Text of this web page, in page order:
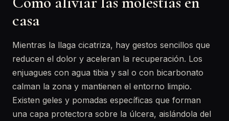
casa
Mientras la llaga cicatriza, hay gestos sencillos que
reducen el dolor y aceleran la recuperación. Los
enjuagues con agua tibia y sal o con bicarbonato
calman la zona y mantienen el entorno limpio.
Existen geles y pomadas específicas que forman
una capa protectora sobre la úlcera, aislándola del